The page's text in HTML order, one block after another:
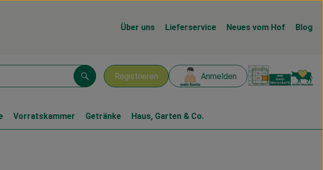
Über uns Lieferservice Neues vom Hof Blog
Registrieren Anmelden
Suchen
Vorratskammer Getränke Haus, Garten & Co.